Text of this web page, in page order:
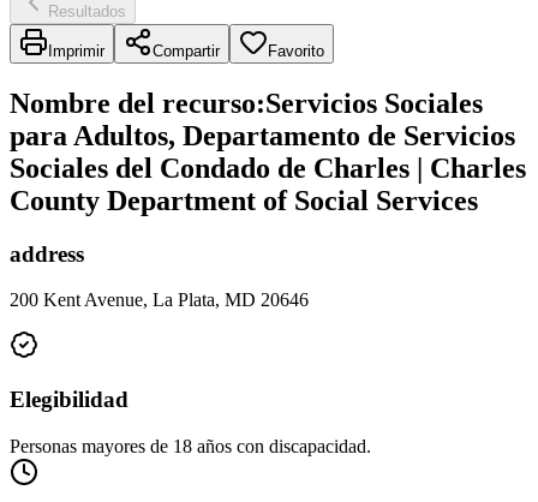
Resultados
Imprimir Compartir Favorito
Nombre del recurso:Servicios Sociales
para Adultos, Departamento de Servicios
Sociales del Condado de Charles | Charles
County Department of Social Services
address
200 Kent Avenue, La Plata, MD 20646
Elegibilidad
Personas mayores de 18 años con discapacidad.